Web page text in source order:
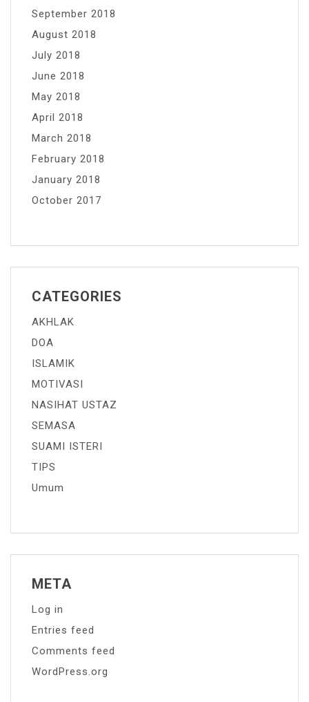
September 2018
August 2018
July 2018
June 2018
May 2018
April 2018
March 2018
February 2018
January 2018
October 2017
CATEGORIES
AKHLAK
DOA
ISLAMIK
MOTIVASI
NASIHAT USTAZ
SEMASA
SUAMI ISTERI
TIPS
Umum
META
Log in
Entries feed
Comments feed
WordPress.org